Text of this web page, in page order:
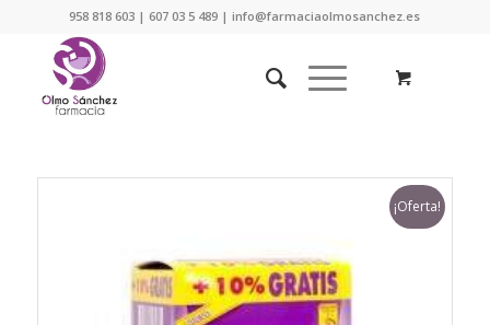
958 818 603 | 607 03 5 489 | info@farmaciaolmosanchez.es
¡Oferta!